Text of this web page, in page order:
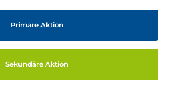
Primäre Aktion
Sekundäre Aktion